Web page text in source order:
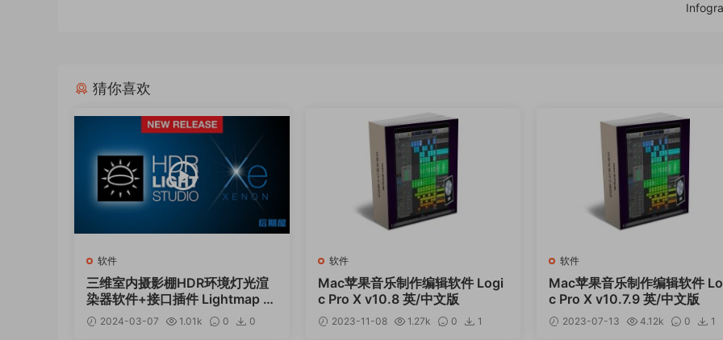
猜你喜欢
软件
三维室内摄影棚HDR环境灯光渲
染器软件+接口插件 Lightmap H
DR Light Studio Xenon V8.2.0.
2024.0301 Win
2024-03-07 1.01k 0
0
软件
Mac苹果音乐制作编辑软件 Logi
c Pro X v10.8 英/中文版
2023-11-08 1.27k 0
1
软件
Mac苹果音乐制作编辑软件
c Pro X v10.7.9 英/中文版
2023-07-13 4.12k 0
1